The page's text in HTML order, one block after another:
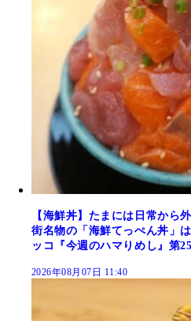
【海鮮丼】たまには日常から
街名物の「海鮮てっぺん丼」
ッコ『今週のハマりめし』第
2026年08月07日 11:40